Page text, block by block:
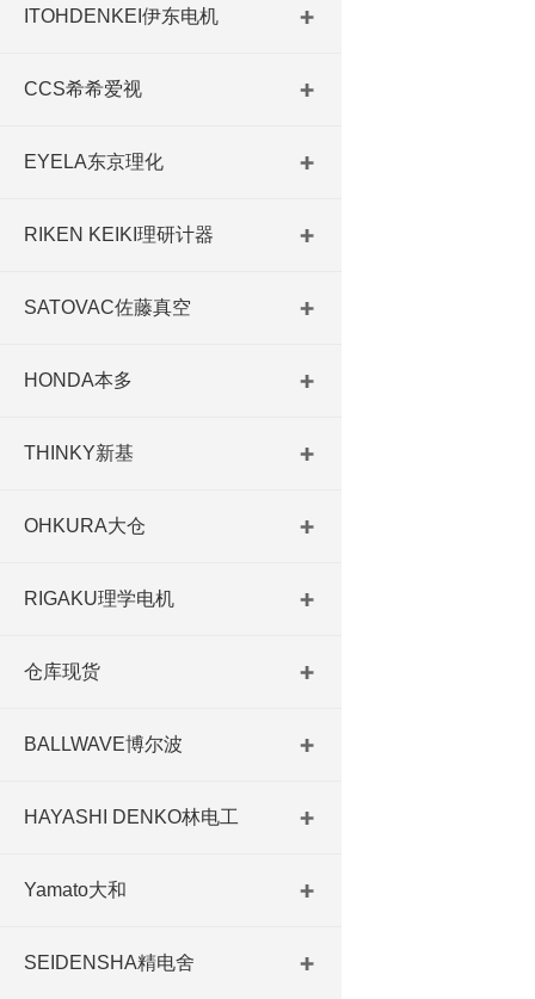
ITOHDENKEI伊东电机
CCS希希爱视
EYELA东京理化
RIKEN KEIKI理研计器
SATOVAC佐藤真空
HONDA本多
THINKY新基
OHKURA大仓
RIGAKU理学电机
仓库现货
BALLWAVE博尔波
HAYASHI DENKO林电工
Yamato大和
SEIDENSHA精电舍